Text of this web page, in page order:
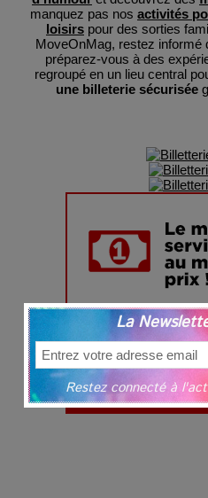
manquez pas nos activités
loisirs pour des sorties
MoveOnMag, restez informé
préparez-vous à des
regroupé en un lieu central
une billeterie sécurisée
La
Restez connecté à